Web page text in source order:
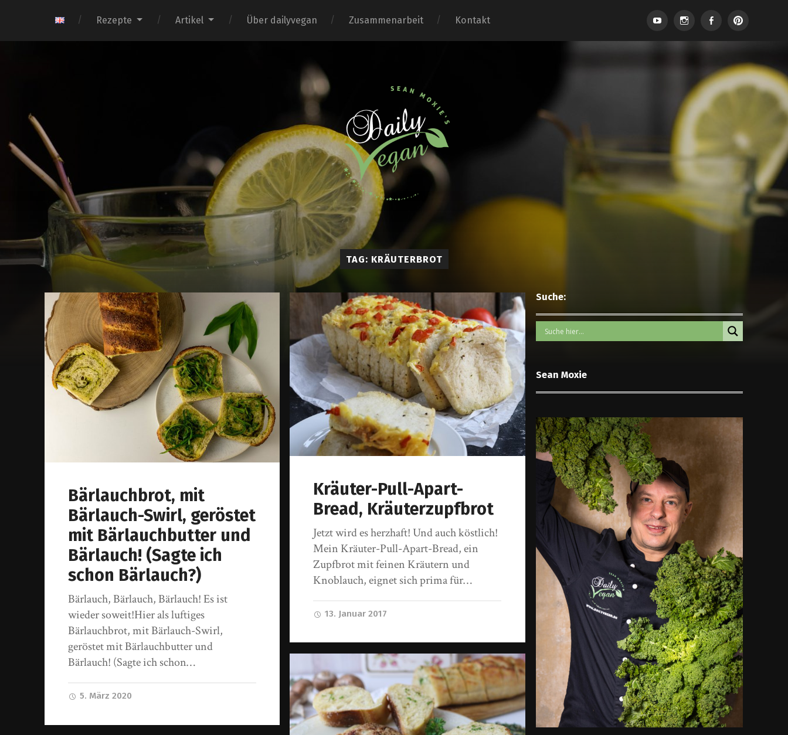
Rezepte Artikel Über dailyvegan Zusammenarbeit Kontakt
TAG: KRÄUTERBROT
Bärlauchbrot, mit
Bärlauch-Swirl, geröstet
mit Bärlauchbutter und
Bärlauch! (Sagte ich
schon Bärlauch?)
Bärlauch, Bärlauch, Bärlauch! Es ist
wieder soweit!Hier als luftiges
Bärlauchbrot, mit Bärlauch-Swirl,
geröstet mit Bärlauchbutter und
Bärlauch! (Sagte ich schon…
5. März 2020
Kräuter-Pull-Apart-
Bread, Kräuterzupfbrot
Jetzt wird es herzhaft! Und auch köstlich!
Mein Kräuter-Pull-Apart-Bread, ein
Zupfbrot mit feinen Kräutern und
Knoblauch, eignet sich prima für…
13. Januar 2017
Suche:
Sean Moxie